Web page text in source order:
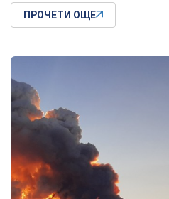
ПРОЧЕТИ ОЩЕ